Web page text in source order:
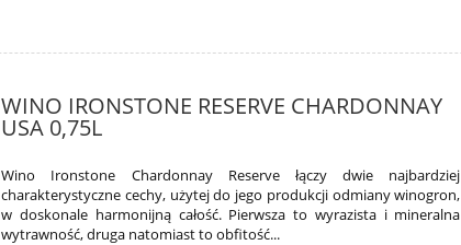
WINO IRONSTONE RESERVE CHARDONNAY
USA 0,75L
Wino Ironstone Chardonnay Reserve łączy dwie najbardziej
charakterystyczne cechy, użytej do jego produkcji odmiany winogron,
w doskonale harmonijną całość. Pierwsza to wyrazista i mineralna
wytrawność, druga natomiast to obfitość...